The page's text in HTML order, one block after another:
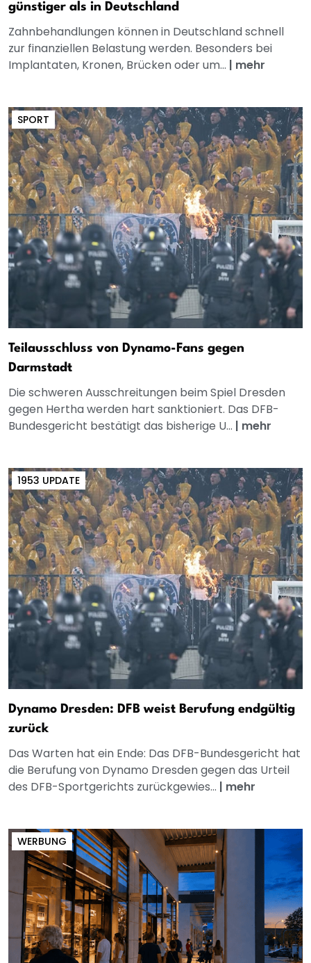
günstiger als in Deutschland
Zahnbehandlungen können in Deutschland schnell
zur finanziellen Belastung werden. Besonders bei
Implantaten, Kronen, Brücken oder um... | mehr
SPORT
Teilausschluss von Dynamo-Fans gegen
Darmstadt
Die schweren Ausschreitungen beim Spiel Dresden
gegen Hertha werden hart sanktioniert. Das DFB-
Bundesgericht bestätigt das bisherige U... | mehr
1953 UPDATE
Dynamo Dresden: DFB weist Berufung endgültig
zurück
Das Warten hat ein Ende: Das DFB-Bundesgericht hat
die Berufung von Dynamo Dresden gegen das Urteil
des DFB-Sportgerichts zurückgewies... | mehr
WERBUNG